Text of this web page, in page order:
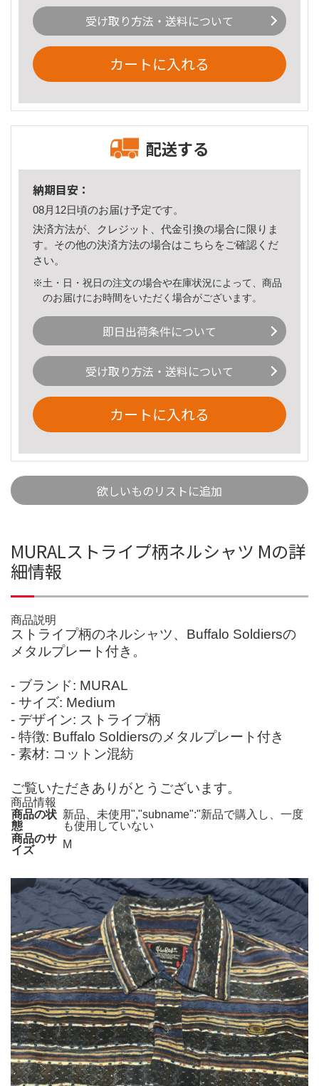
受け取り方法・送料について
カートに入れる
配送する
納期目安：
08月12日頃のお届け予定です。
決済方法が、クレジット、代金引換の場合に限りま
す。その他の決済方法の場合はこちら をご確認くだ
さい。
※土・日・祝日の注文の場合や在庫状況によって、商品
のお届けにお時間をいただく場合がございます。
即日出荷条件について
受け取り方法・送料について
カートに入れる
欲しいものリストに追加
MURALストライプ柄ネルシャツ Mの詳
細情報
商品説明
ストライプ柄のネルシャツ、Buffalo Soldiersの
メタルプレート付き。
- ブランド: MURAL
- サイズ: Medium
- デザイン: ストライプ柄
- 特徴: Buffalo Soldiersのメタルプレート付き
- 素材: コットン混紡
ご覧いただきありがとうございます。
商品情報
商品の状
態
新品、未使用","subname":"新品で購入し、一度
も使用していない
商品のサ
イズ
M